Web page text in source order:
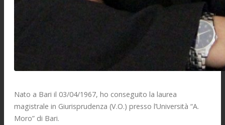
Nato a Bari il 03/04/1967, ho conseguito la laurea
magistrale in Giurisprudenza (V.O.) presso l’Università “A.
Moro” di Bari.